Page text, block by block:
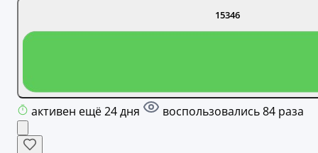
15346
активен ещё 24 дня воспользовались 84 раза